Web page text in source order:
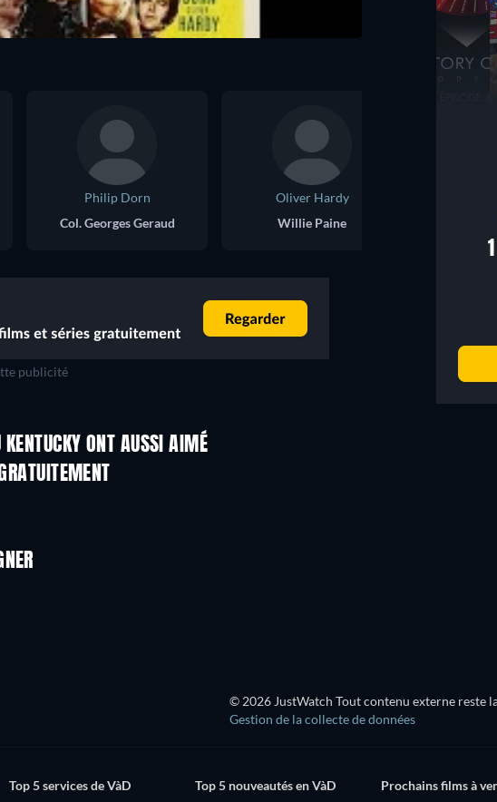
Philip Dorn
Col. Georges Geraud
Oliver Hardy
Willie Paine
publicité
KENTUCKY ONT AUSSI AIMÉ
© 2026 JustWatch Tout contenu externe reste
Gestion de la collecte de données
Top 5 services de VàD Top 5 nouveautés en VàD Prochains films à